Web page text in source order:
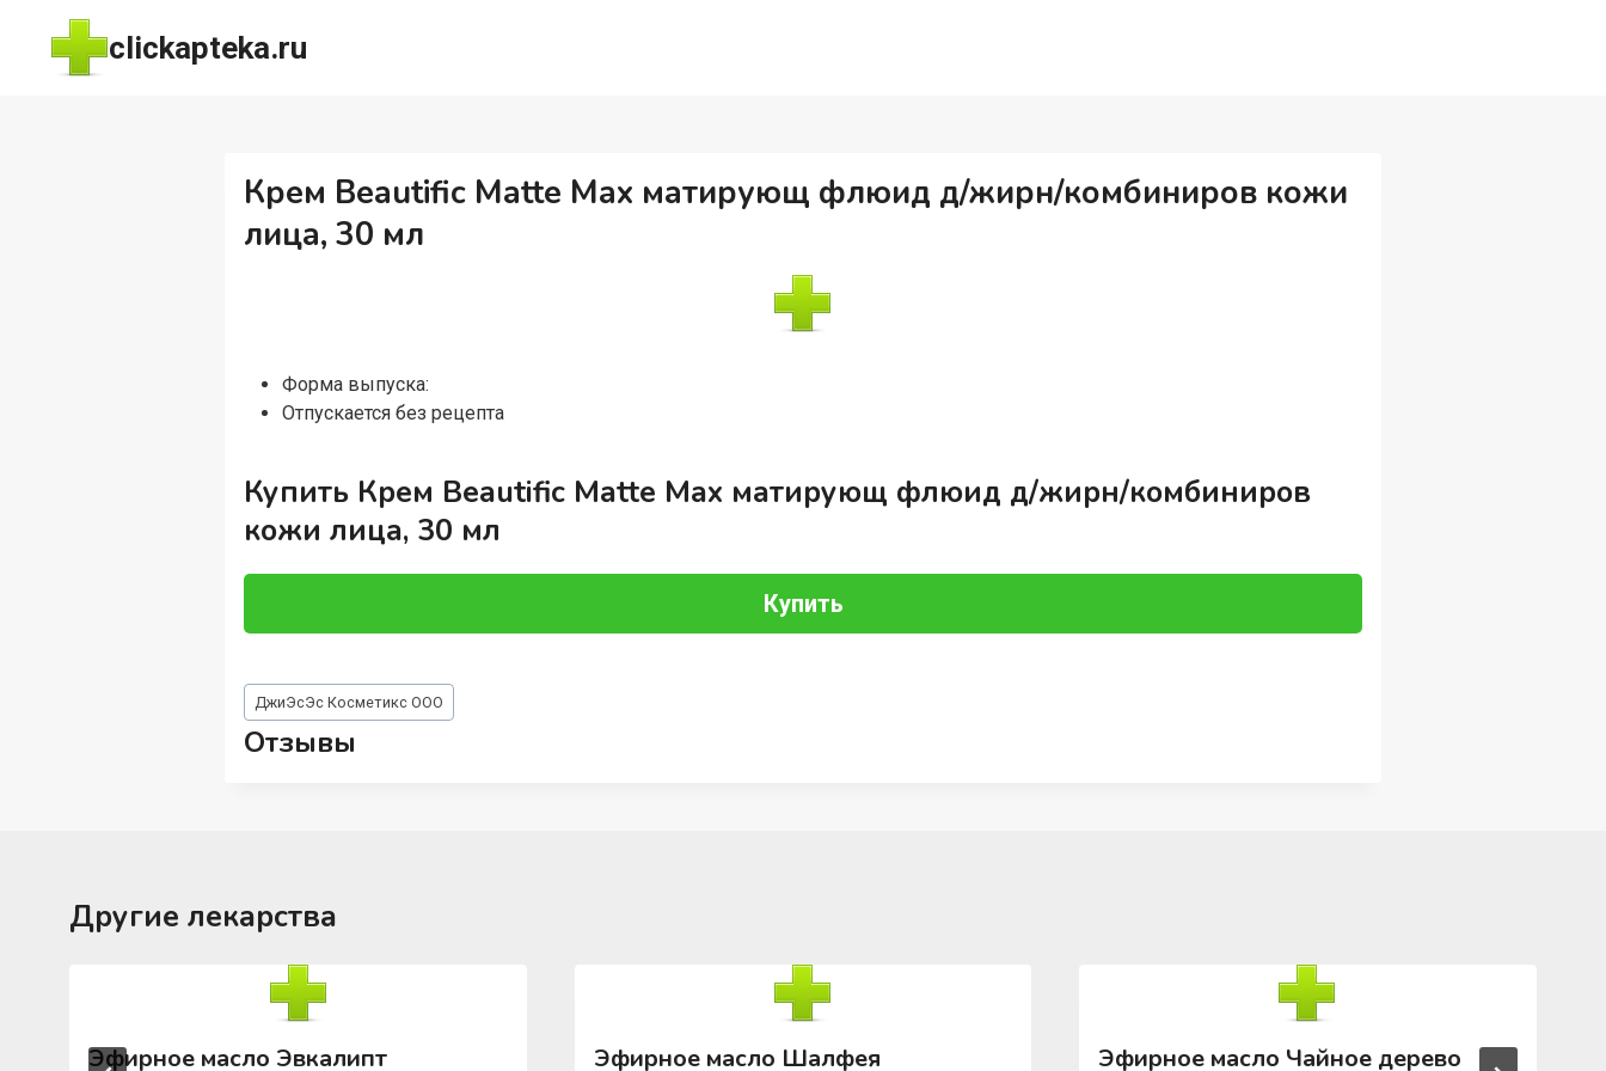
Перейти
содержимому
clickapteka.ru
Крем Beautific Matte Max матирующ флюид д/жирн/комбиниров кожи
лица, 30 мл
Форма выпуска:
Отпускается без рецепта
Купить Крем Beautific Matte Max матирующ флюид д/жирн/комбиниров
кожи лица, 30 мл
Купить
Метки
записи:
ДжиЭсЭс Косметикс ООО
Отзывы
Другие лекарства
Эфирное масло Эвкалипт Эфирное масло Шалфея Эфирное масло Чайное дерево